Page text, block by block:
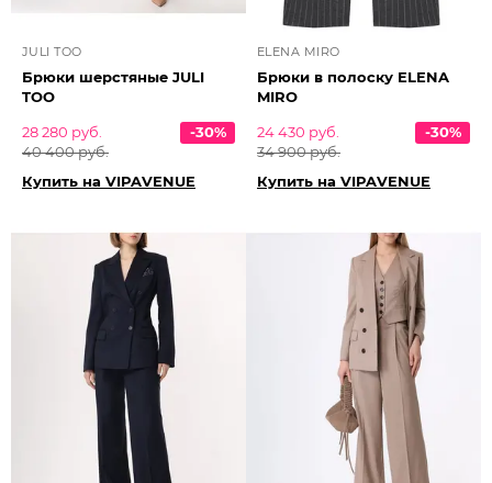
JULI TOO
Брюки шерстяные JULI
TOO
28 280 руб.
40 400 руб.
-30%
Купить на VIPAVENUE
ELENA MIRO
Брюки в полоску ELENA
MIRO
24 430 руб.
34 900 руб.
-30%
Купить на VIPAVENUE